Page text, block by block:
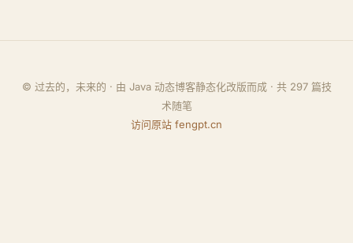
© 过去的，未来的 · 由 Java 动态博客静态化改版而成 · 共 297篇技
术随笔
访问原站 fengpt.cn